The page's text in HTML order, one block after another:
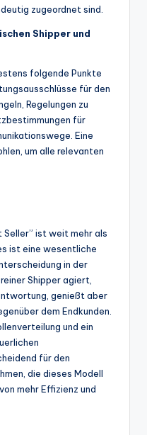
zugeordnet sind.
Shipper und
folgende Punkte
für den
Regelungen zu
für
Eine
um alle relevanten
Seller” ist weit mehr als
ist eine wesentliche
in der
Shipper agiert,
genießt aber
dem Endkunden.
und ein
für den
die dieses Modell
mehr Effizienz und